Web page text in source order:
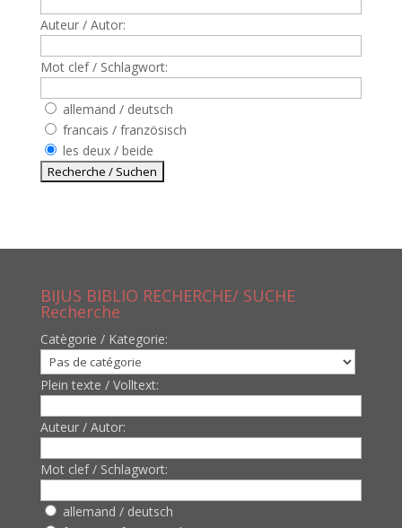
Auteur / Autor:
Mot clef / Schlagwort:
allemand / deutsch
francais / französisch
les deux / beide
BIJUS BIBLIO RECHERCHE/ SUCHE
Recherche
Catègorie / Kategorie:
Plein texte / Volltext:
Auteur / Autor:
Mot clef / Schlagwort:
allemand / deutsch